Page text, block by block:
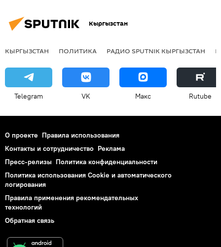
Кыргызстан
КЫРГЫЗСТАН ПОЛИТИКА РАДИО SPUTNIK КЫРГЫЗСТАН
Telegram VK Макс Rutube
О проекте Правила использования
Контакты и сотрудничество Реклама
Пресс-релизы Политика конфиденциальности
Политика использования Cookie и автоматического
логирования
Правила применения рекомендательных
технологий
Обратная связь